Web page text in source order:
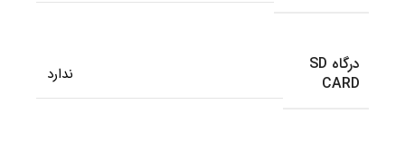
درگاه SD
CARD
ندارد